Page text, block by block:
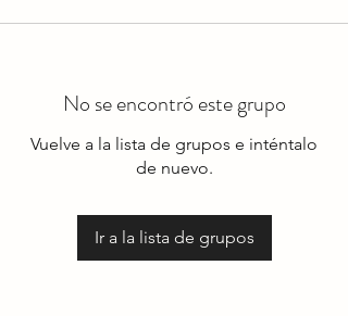
No se encontró este grupo
Vuelve a la lista de grupos e inténtalo
de nuevo.
Ir a la lista de grupos